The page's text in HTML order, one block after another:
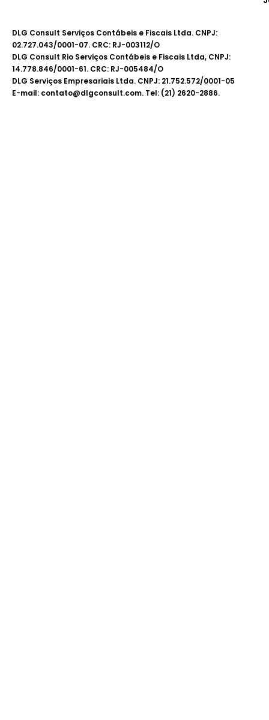
DLG Consult Serviços Contábeis e Fiscais Ltda. CNPJ:
02.727.043/0001-07. CRC: RJ-003112/O
DLG Consult Rio Serviços Contábeis e Fiscais Ltda, CNPJ:
14.778.846/0001-61. CRC: RJ-005484/O
DLG Serviços Empresariais Ltda. CNPJ: 21.752.572/0001-05
E-mail: contato@dlgconsult.com. Tel: (21) 2620-2886.